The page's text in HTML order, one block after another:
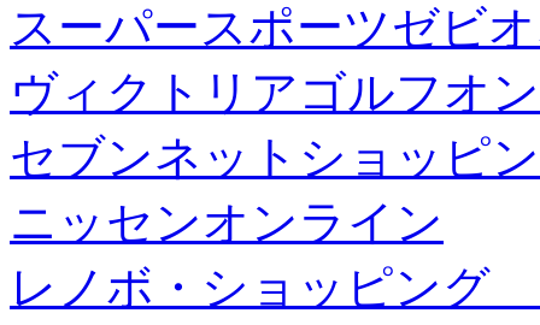
スーパースポーツゼビ
ヴィクトリアゴルフオ
セブンネットショッピ
ニッセンオンライン
レノボ・ショッピング